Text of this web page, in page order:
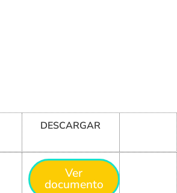
DESCARGAR
Ver
documento